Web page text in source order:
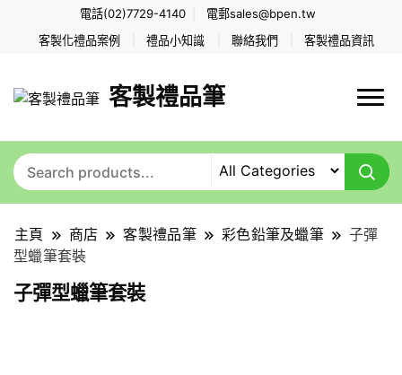
電話(02)7729-4140 電郵sales@bpen.tw
客製化禮品案例 禮品小知識 聯絡我們 客製禮品資訊
客製禮品筆
主頁 商店 客製禮品筆 彩色鉛筆及蠟筆
子彈
型蠟筆套裝
子彈型蠟筆套裝